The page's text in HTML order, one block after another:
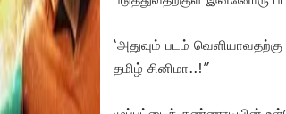
‘அதுவும் படம்
தமிழ் சினிமா..!”